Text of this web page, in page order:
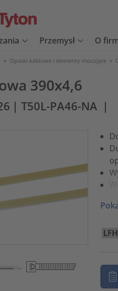
Przemysł O
> Opaski kablowe i elementy mocujące >
390x4,6
| T50L-PA46-NA |